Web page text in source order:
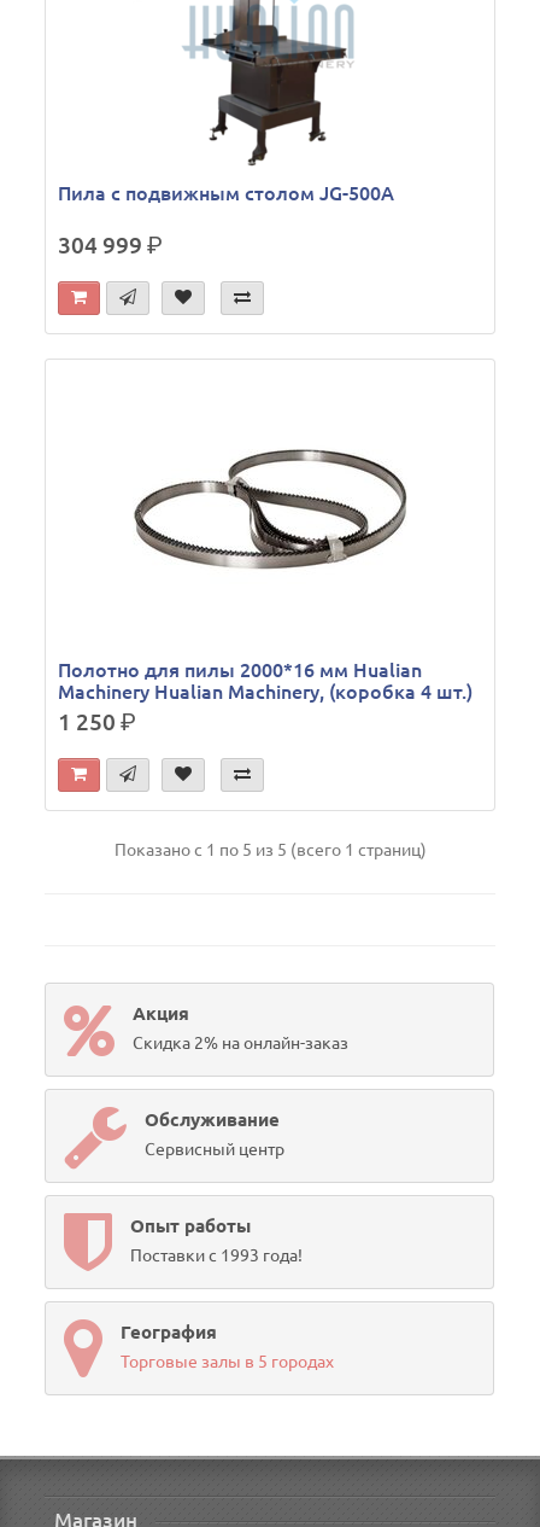
Пила с подвижным столом JG-500A
304 999р.
Полотно для пилы 2000*16 мм Hualian
Machinery Hualian Machinery, (коробка 4 шт.)
1 250р.
Показано с 1 по 5 из 5 (всего 1 страниц)
Акция
Скидка 2% на онлайн-заказ
Обслуживание
Сервисный центр
Опыт работы
Поставки с 1993 года!
География
Торговые залы в 5 городах
Магазин